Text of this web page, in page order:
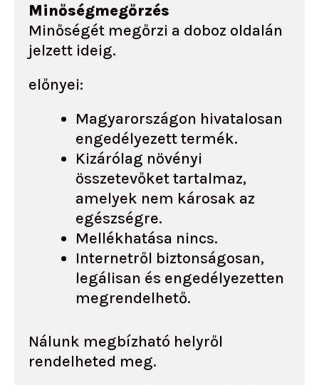
Minőségmegőrzés
Minőségét megőrzi a doboz oldalán
jelzett ideig.
előnyei:
Magyarországon hivatalosan
engedélyezett termék.
Kizárólag növényi
összetevőket tartalmaz,
amelyek nem károsak az
egészségre.
Mellékhatása nincs.
Internetről biztonságosan,
legálisan és engedélyezetten
megrendelhető.
Nálunk megbízható helyről
rendelheted meg.